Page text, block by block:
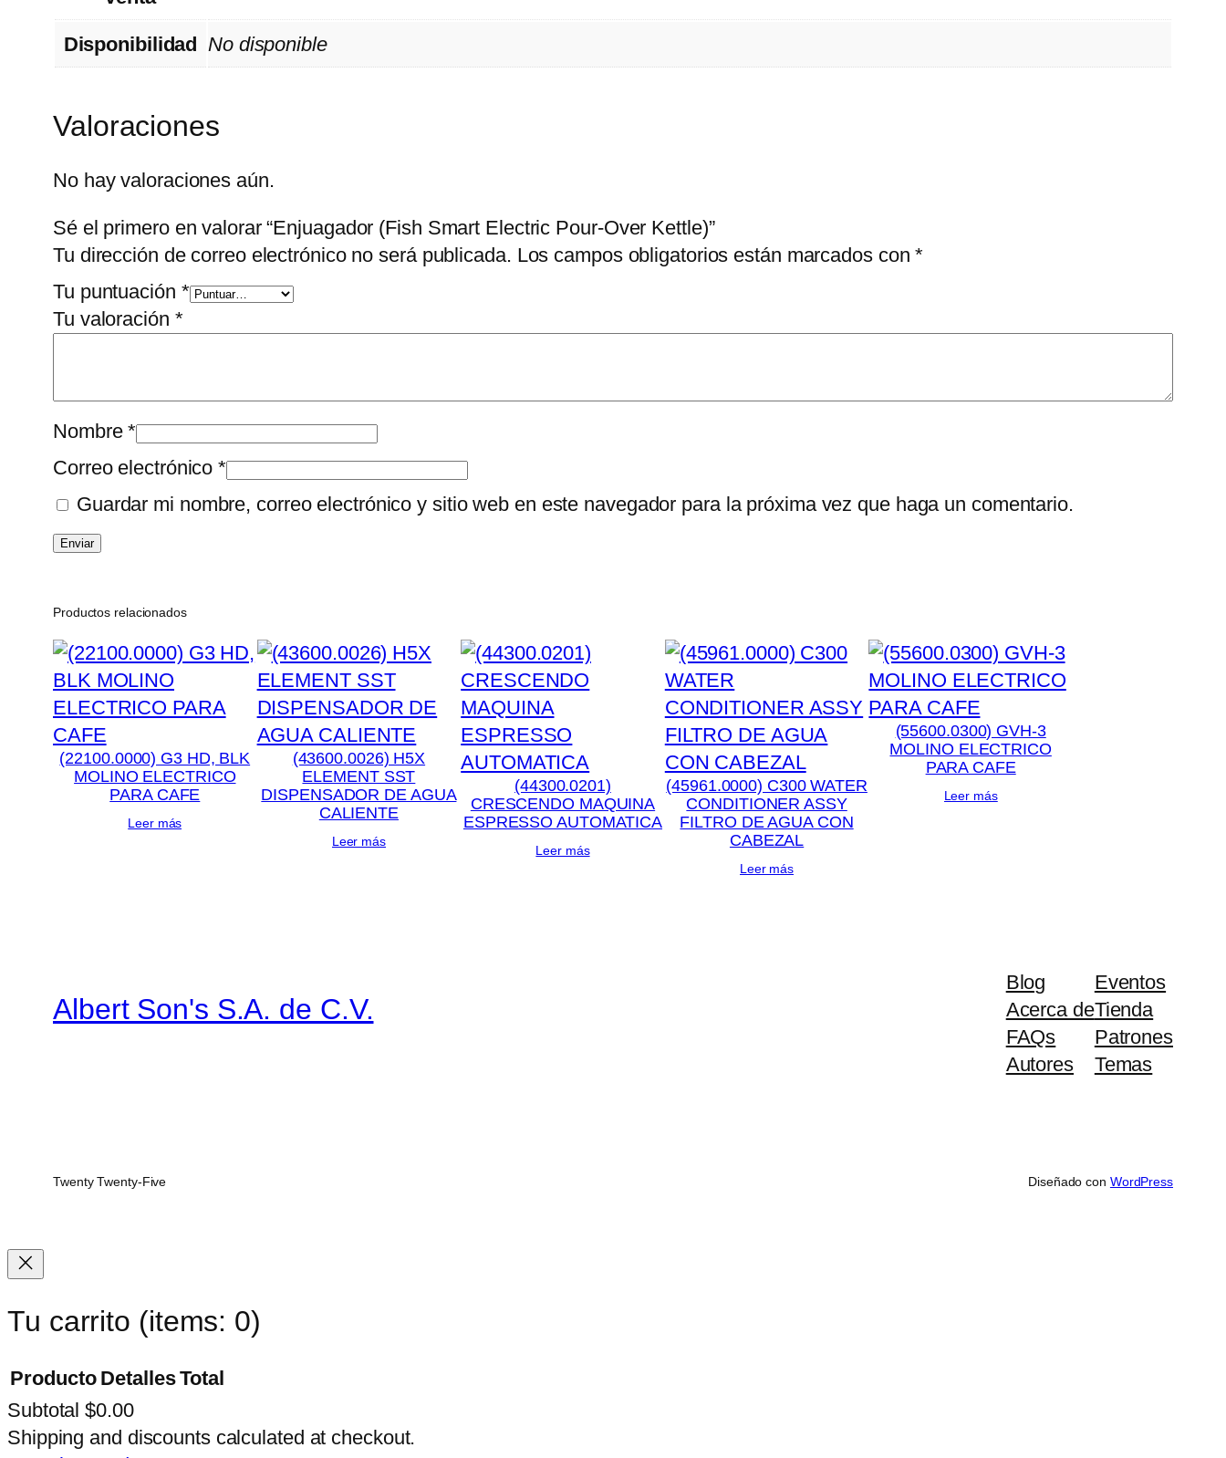
Disponibilidad No disponible
Valoraciones
No hay valoraciones aún.
Sé el primero en valorar “Enjuagador (Fish Smart Electric Pour-Over Kettle)”
Tu dirección de correo electrónico no será publicada. Los campos obligatorios están marcados con*
Tu puntuación *
Tu valoración *
Nombre*
Correo electrónico*
Guardar mi nombre, correo electrónico y sitio web en este navegador para la próxima vez que haga un comentario.
Productos relacionados
(22100.0000) G3 HD, BLK
MOLINO ELECTRICO
PARA CAFE
Leer más
(43600.0026) H5X
ELEMENT SST
DISPENSADOR DE AGUA
CALIENTE
Leer más
(44300.0201)
CRESCENDO MAQUINA
ESPRESSO AUTOMATICA
Leer más
(45961.0000) C300 WATER
CONDITIONER ASSY
FILTRO DE AGUA CON
CABEZAL
Leer más
(55600.0300) GVH-3
MOLINO ELECTRICO
PARA CAFE
Leer más
Albert Son's S.A. de C.V.
Blog
Acerca de
FAQs
Autores
Eventos
Tienda
Patrones
Temas
Twenty Twenty-Five Diseñado con WordPress
Tu carrito (items: 0)
Products
Producto DetallesTotal
Subtotal$0.00
Shipping and discounts calculated at checkout.